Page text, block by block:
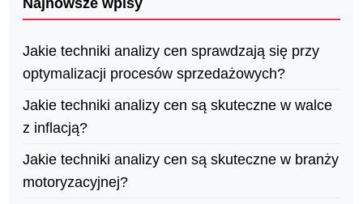
Najnowsze wpisy
Jakie techniki analizy cen sprawdzają się przy
optymalizacji procesów sprzedażowych?
Jakie techniki analizy cen są skuteczne w walce
z inflacją?
Jakie techniki analizy cen są skuteczne w branży
motoryzacyjnej?